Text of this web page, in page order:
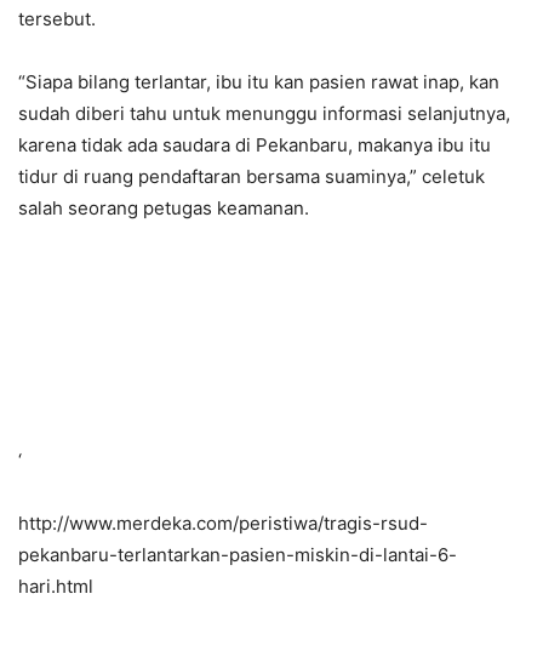
tersebut.
“Siapa bilang terlantar, ibu itu kan pasien rawat inap, kan
sudah diberi tahu untuk menunggu informasi selanjutnya,
karena tidak ada saudara di Pekanbaru, makanya ibu itu
tidur di ruang pendaftaran bersama suaminya,” celetuk
salah seorang petugas keamanan.
‘
http://www.merdeka.com/peristiwa/tragis-rsud-
pekanbaru-terlantarkan-pasien-miskin-di-lantai-6-
hari.html